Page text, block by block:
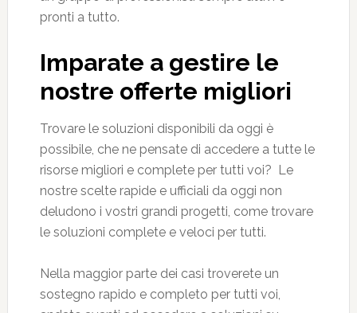
pronti a tutto.
Imparate a gestire le
nostre offerte migliori
Trovare le soluzioni disponibili da oggi è
possibile, che ne pensate di accedere a tutte le
risorse migliori e complete per tutti voi? Le
nostre scelte rapide e ufficiali da oggi non
deludono i vostri grandi progetti, come trovare
le soluzioni complete e veloci per tutti.
Nella maggior parte dei casi troverete un
sostegno rapido e completo per tutti voi,